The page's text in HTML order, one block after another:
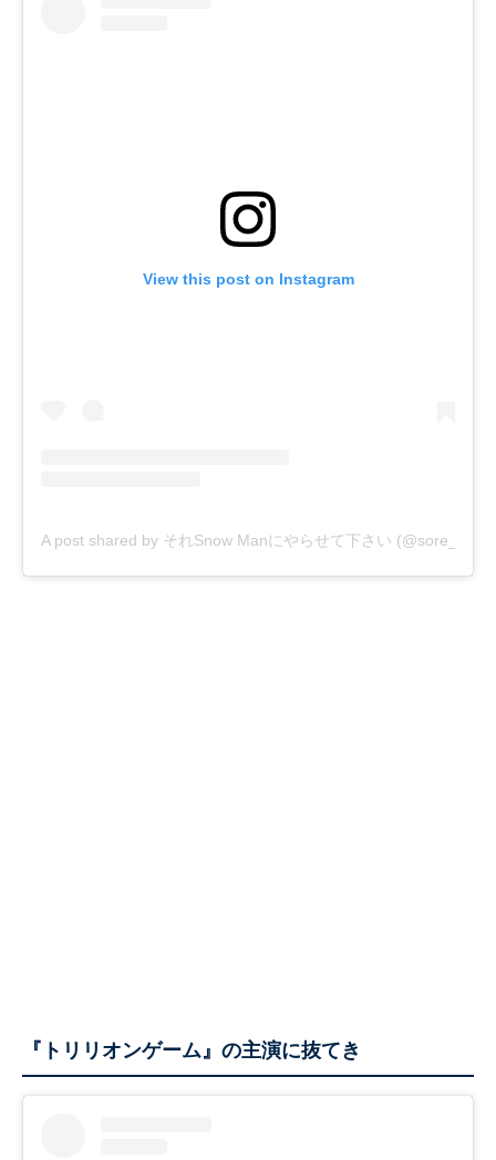
View this post on Instagram
A post shared by それSnow Manにやらせて下さい
『トリリオンゲーム』の主演に抜てき